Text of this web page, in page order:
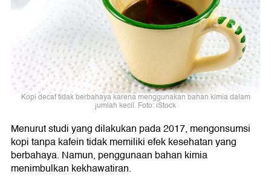
Kopi decaf tidak berbahaya karena menggunakan bahan kimia dalam
jumlah kecil. Foto: iStock
Menurut studi yang dilakukan pada 2017, mengonsumsi
kopi tanpa kafein tidak memiliki efek kesehatan yang
berbahaya. Namun, penggunaan bahan kimia
menimbulkan kekhawatiran.